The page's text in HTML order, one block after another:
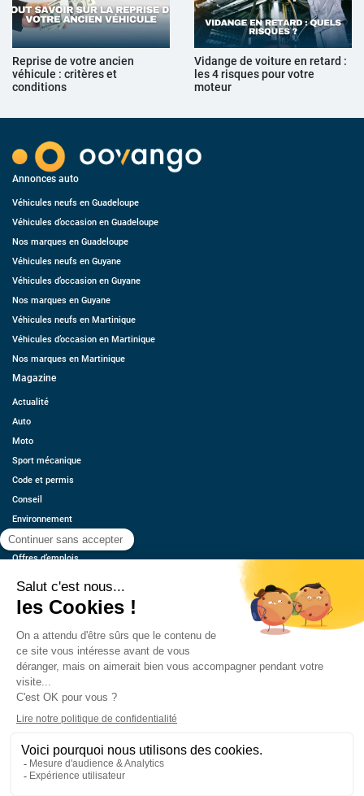
Reprise de votre ancien
véhicule : critères et
conditions
Vidange de voiture en retard :
les 4 risques pour votre
moteur
Annonces auto
Véhicules neufs en Guadeloupe
Véhicules d’occasion en Guadeloupe
Nos marques en Guadeloupe
Véhicules neufs en Guyane
Véhicules d’occasion en Guyane
Nos marques en Guyane
Véhicules neufs en Martinique
Véhicules d’occasion en Martinique
Nos marques en Martinique
Magazine
Actualité
Auto
Moto
Sport mécanique
Code et permis
Conseil
Environnement
Économie
Offres d’emplois
Contact
Estimez votre voiture
Mentions légales
CGU